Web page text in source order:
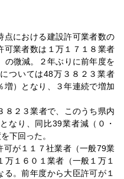
における建設許可業者数の
可業者数は１万１７１８業者
の微減。２年ぶりに前年度を
ついては48万３８２３業者
増）となり、３年連続で増加
２３業者で、このうち県内
なり、同比39業者減（０・
下回った。
が１１７社業者（一般79業
１６０１業者（一般１万１
る。前年度から大臣許可が１